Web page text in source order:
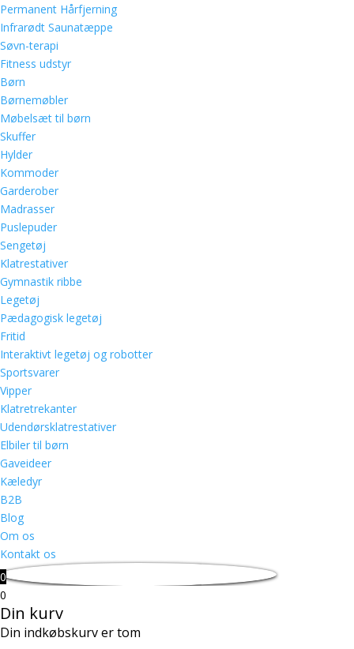
Permanent Hårfjerning
Infrarødt Saunatæppe
Søvn-terapi
Fitness udstyr
Børn
Børnemøbler
Møbelsæt til børn
Skuffer
Hylder
Kommoder
Garderober
Madrasser
Puslepuder
Sengetøj
Klatrestativer
Gymnastik ribbe
Legetøj
Pædagogisk legetøj
Fritid
Interaktivt legetøj og robotter
Sportsvarer
Vipper
Klatretrekanter
Udendørsklatrestativer
Elbiler til børn
Gaveideer
Kæledyr
B2B
Blog
Om os
Kontakt os
0
0
Din kurv
Din indkøbskurv er tom